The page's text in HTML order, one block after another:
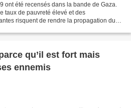
ont été recensés dans la bande de Gaza.
taux de pauvreté élevé et des
risquent de rendre la propagation du
qu’il est fort mais
ennemis